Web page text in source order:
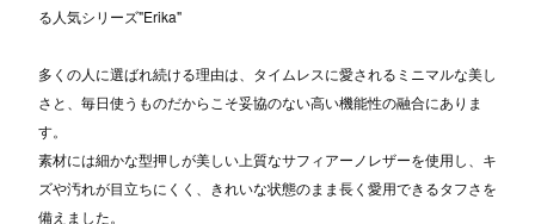
る人気シリーズ"Erika"
多くの人に選ばれ続ける理由は、タイムレスに愛されるミニマルな美し
さと、毎日使うものだからこそ妥協のない高い機能性の融合にありま
す。
素材には細かな型押しが美しい上質なサフィアーノレザーを使用し、キ
ズや汚れが目立ちにくく、きれいな状態のまま長く愛用できるタフさを
備えました。